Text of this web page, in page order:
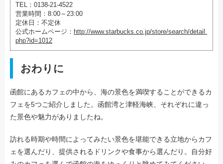
TEL：0138-21-4522
営業時間：8:00～23:00
定休日：不定休
公式ホームページ： http://www.starbucks.co.jp/store/search/detail.
php?id=1012
おわりに
函館にあるカフェの中から、海の景色を満喫することができるカ
フェを5つご紹介しました。函館湾と津軽海峡、それぞれに違っ
た景色や魅力がありましたね。
訪れる時期や時間によってみたい景色を堪能できる立地からカフ
ェを選んだり、提供されるドリンクや食事から選んだり。自分好